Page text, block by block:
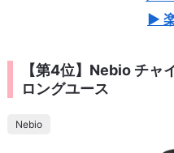
【第4位】Nebio チャ
ロングユース
Nebio